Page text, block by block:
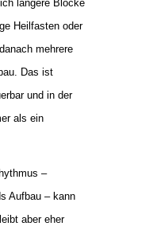
längere Blöcke
Heilfasten oder
mehrere
Das ist
und in der
als ein
–
Aufbau – kann
aber eher